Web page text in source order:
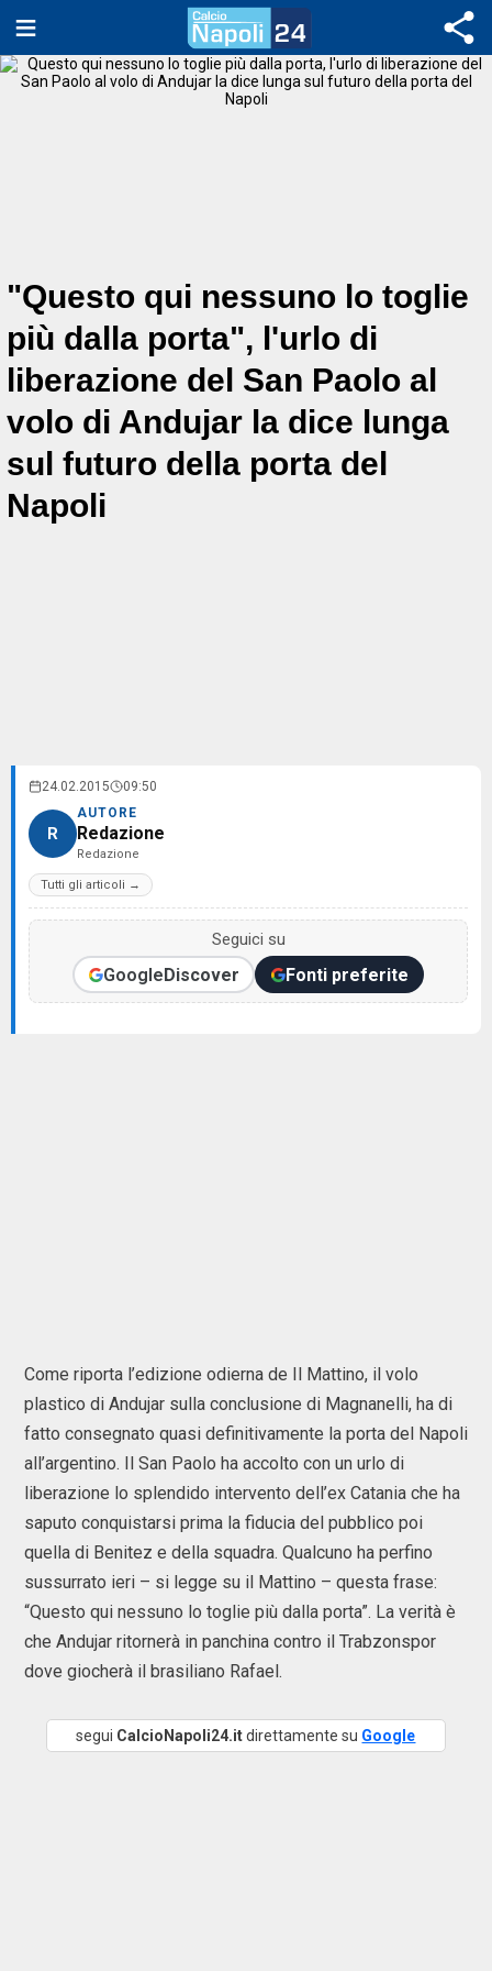
"Questo qui nessuno lo toglie
più dalla porta", l'urlo di
liberazione del San Paolo al
volo di Andujar la dice lunga
sul futuro della porta del
Napoli
24.02.2015 09:50
R
AUTORE
Redazione
Redazione
Tutti gli articoli →
Seguici su
GoogleDiscover Fonti preferite
Come riporta l’edizione odierna de Il Mattino, il volo
plastico di Andujar sulla conclusione di Magnanelli, ha di
fatto consegnato quasi definitivamente la porta del Napoli
all’argentino. Il San Paolo ha accolto con un urlo di
liberazione lo splendido intervento dell’ex Catania che ha
saputo conquistarsi prima la fiducia del pubblico poi
quella di Benitez e della squadra. Qualcuno ha perfino
sussurrato ieri – si legge su il Mattino – questa frase:
“Questo qui nessuno lo toglie più dalla porta”. La verità è
che Andujar ritornerà in panchina contro il Trabzonspor
dove giocherà il brasiliano Rafael.
segui CalcioNapoli24.itdirettamente su Google